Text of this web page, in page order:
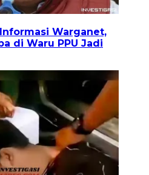
Warganet,
di Waru PPU Jadi